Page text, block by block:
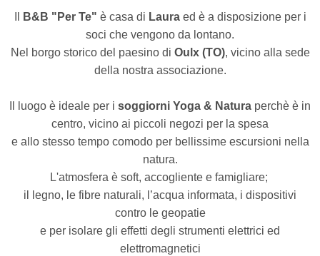
B&B "Per Te" è casa di Lauraed è a disposizione per i
soci che vengono da lontano.
Nel borgo storico del paesino di Oulx (TO), vicino alla sede
della nostra associazione.
Il luogo è ideale per i soggiorni Yoga & Natura perchè è in
centro, vicino ai piccoli negozi per la spesa
e allo stesso tempo comodo per bellissime escursioni nella
natura.
L'atmosfera è soft, accogliente e famigliare;
il legno, le fibre naturali, l’acqua informata, i dispositivi
contro le geopatie
e per isolare gli effetti degli strumenti elettrici ed
elettromagnetici